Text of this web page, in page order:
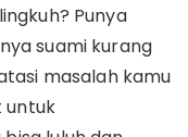
Punya
suami kurang
masalah kamu
untuk